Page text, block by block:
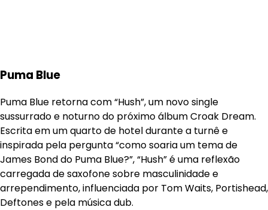
Puma Blue
Puma Blue retorna com “Hush”, um novo single
sussurrado e noturno do próximo álbum Croak Dream.
Escrita em um quarto de hotel durante a turnê e
inspirada pela pergunta “como soaria um tema de
James Bond do Puma Blue?”, “Hush” é uma reflexão
carregada de saxofone sobre masculinidade e
arrependimento, influenciada por Tom Waits, Portishead,
Deftones e pela música dub.